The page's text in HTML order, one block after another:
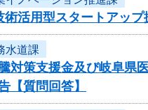
術活用型スタートアッ
水道課
対策支援金及び岐阜県
【質問回答】